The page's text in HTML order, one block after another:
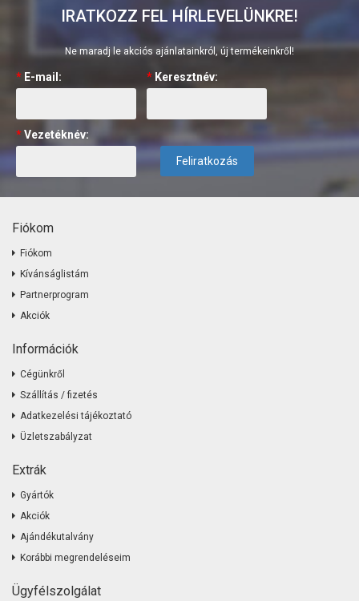
IRATKOZZ FEL HÍRLEVELÜNKRE!
Ne maradj le akciós ajánlatainkról, új termékeinkről!
* E-mail: * Keresztnév:
*Vezetéknév:
Feliratkozás
Fiókom
Fiókom
Kívánságlistám
Partnerprogram
Akciók
Információk
Cégünkről
Szállítás / fizetés
Adatkezelési tájékoztató
Üzletszabályzat
Extrák
Gyártók
Akciók
Ajándékutalvány
Korábbi megrendeléseim
Ügyfélszolgálat